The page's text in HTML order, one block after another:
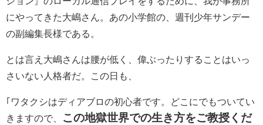
にやってきた大嶋さん。あの小学館の、週刊少年サンデー
の副編集長様である。
とは言え大嶋さんは腰が低く、偉ぶったりすることはいっ
さいない人格者だ。この日も、
｢ワタクシはディアブロの初心者です。どこにでもついてい
きますので、
この地獄世界での生き方をご教授くだ